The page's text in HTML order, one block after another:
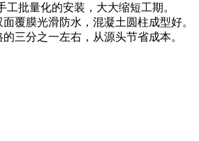
工批量化的安装，大大缩短工期。
覆膜光滑防水，混凝土圆柱成型好。
三分之一左右，从源头节省成本。